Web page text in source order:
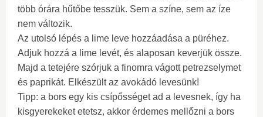
több órára hűtőbe tesszük. Sem a színe, sem az íze
nem változik.
Az utolsó lépés a lime leve hozzáadása a püréhez.
Adjuk hozzá a lime levét, és alaposan keverjük össze.
Majd a tetejére szórjuk a finomra vágott petrezselymet
és paprikát. Elkészült az avokádó levesünk!
Tipp: a bors egy kis csípősséget ad a levesnek, így ha
kisgyerekeket etetsz, akkor érdemes mellőzni a bors